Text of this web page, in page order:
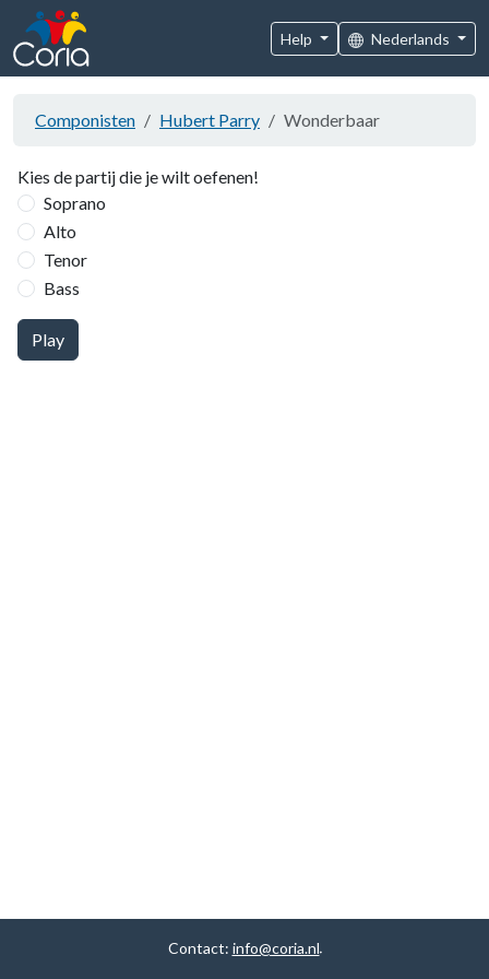
Help Nederlands
Componisten Hubert Parry Wonderbaar
Kies de partij die je wilt oefenen!
Soprano
Alto
Tenor
Bass
Play
Contact: info@coria.nl.